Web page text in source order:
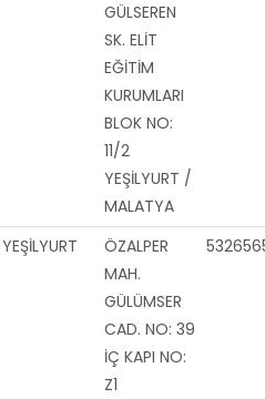
GÜLSEREN
SK. ELİT
EĞİTİM
KURUMLARI
BLOK NO:
11/2
YEŞİLYURT /
MALATYA
YEŞİLYURT
ÖZALPER
MAH.
GÜLÜMSER
CAD. NO: 39
İÇ KAPI NO:
Z1